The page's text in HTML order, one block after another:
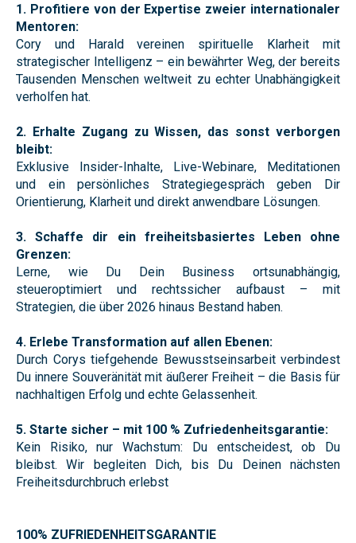
1. Profitiere von der Expertise zweier internationaler
Mentoren:
Cory und Harald vereinen spirituelle Klarheit mit
strategischer Intelligenz – ein bewährter Weg, der bereits
Tausenden Menschen weltweit zu echter Unabhängigkeit
verholfen hat.
2. Erhalte Zugang zu Wissen, das sonst verborgen
bleibt:
Exklusive Insider-Inhalte, Live-Webinare, Meditationen
und ein persönliches Strategiegespräch geben Dir
Orientierung, Klarheit und direkt anwendbare Lösungen.
3. Schaffe dir ein freiheitsbasiertes Leben ohne
Grenzen:
Lerne, wie Du Dein Business ortsunabhängig,
steueroptimiert und rechtssicher aufbaust – mit
Strategien, die über 2026 hinaus Bestand haben.
4. Erlebe Transformation auf allen Ebenen:
Durch Corys tiefgehende Bewusstseinsarbeit verbindest
Du innere Souveränität mit äußerer Freiheit – die Basis für
nachhaltigen Erfolg und echte Gelassenheit.
5. Starte sicher – mit 100 % Zufriedenheitsgarantie:
Kein Risiko, nur Wachstum: Du entscheidest, ob Du
bleibst. Wir begleiten Dich, bis Du Deinen nächsten
Freiheitsdurchbruch erlebst
100% ZUFRIEDENHEITSGARANTIE